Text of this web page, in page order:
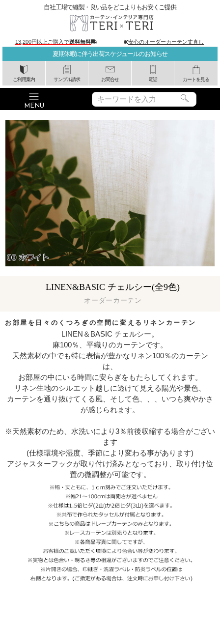
夏期休暇に伴う出荷スケジュールのお知らせ
ご利用案内 サンプル請求 お問合せ 電話 カートを見る
自社工場で縫製・良い品をどこよりもお安くご提供
13,200円以上ご購入で送料無料 安心のオーダーカーテン丈直し
お部屋を日々のくつろぎの空間に変えるリネンカーテン
オーダーカーテン
LINEN&BASIC チェルシー(全9色)
LINEN＆BASIC チェルシー。
麻100％、平織りのカーテンです。
天然素材の中でも特に表情が豊かなリネン100％のカーテン
は、
お部屋の中にいる時間に安らぎをもたらしてくれます。
リネン生地のシルエット越しに透けて見える陽光や景色、
カーテンを通り抜けてくる風、そして色、、、いつも爽やかさ
が感じられます。
※天然素材のため、水洗いにより3％前後収縮する場合がござい
ます
(仕様環境や湿度、季節により変わる事があります)
アジャスターフックが取り付け済みとなっており、取り付け位
置の微調整が可能です。